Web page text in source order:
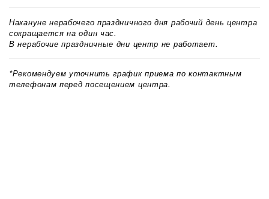
Накануне нерабочего праздничного дня рабочий день центра
сокращается на один час.
В нерабочие праздничные дни центр не работает.
*Рекомендуем уточнить график приема по контактным
телефонам перед посещением центра.